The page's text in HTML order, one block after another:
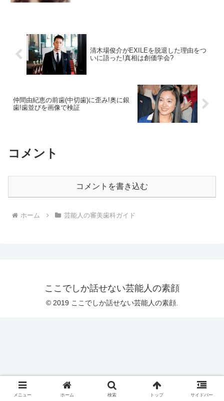
清木場俊介がEXILEを脱退した理由をつ
いに語った!真相は創価学会?
仲間由紀恵の前歯(中切歯)に歪み!奥に銀
歯!歯並びを画像で検証
コメント
コメントを書き込む
ホーム 芸能人の審美歯科ガイド
ここでしか話せない芸能人の素顔
© 2019 ここでしか話せない芸能人の素顔.
メニュー ホーム 検索 トップ サイドバー